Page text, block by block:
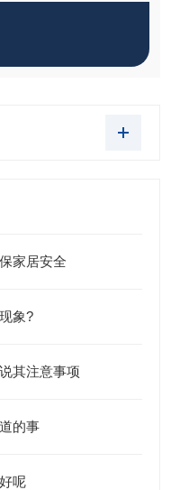
家居安全
象?
其注意事项
的事
呢